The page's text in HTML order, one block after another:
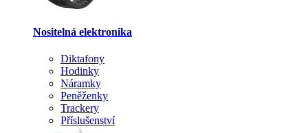
Nositelná elektronika
Diktafony
Hodinky
Náramky
Peněženky
Trackery
Příslušenství